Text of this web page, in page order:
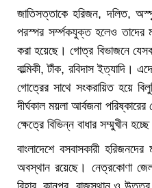
জাতিসত্তাকে হরিজন, দলিত,
পরস্পর সর্ম্পকযুক্ত হলেও তাদের
করা হয়েছে। গোত্র বিভাজনে
বাল্মিকী, টাঁক, রবিদাস
গোত্রের সাথে সংকরায়িত হয়ে
দীর্ঘকাল ময়লা আর্বজনা
ক্ষেত্রে বিভিন্ন বাধার সম্মুখীন
বাংলাদেশে বসবাসকারী
অবস্থান রয়েছে। নেত্রকোণা